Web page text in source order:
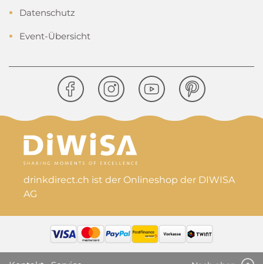
Datenschutz
Event-Übersicht
drinkdirect.ch ist der Onlineshop der DIWISA
AG